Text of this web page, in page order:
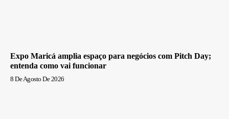
Expo Maricá amplia espaço para negócios com Pitch Day;
entenda como vai funcionar
8 De Agosto De 2026